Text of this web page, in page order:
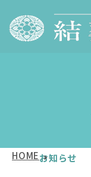
HOMEお知らせ